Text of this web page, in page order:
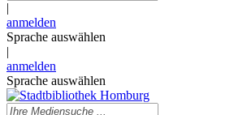
|
anmelden
Sprache auswählen
|
anmelden
Sprache auswählen